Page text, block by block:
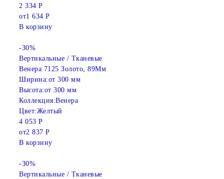
2 334 Р
от1 634 Р
В корзину
-30%
Вертикальные / Тканевые
Венера 7125 Золото, 89Мм
Ширина:от 300 мм
Высота:от 300 мм
Коллекция:Венера
Цвет:Желтый
4 053 Р
от2 837 Р
В корзину
-30%
Вертикальные / Тканевые